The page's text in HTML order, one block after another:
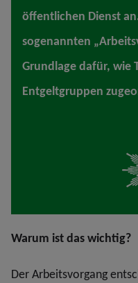
öffentlichen Dienst
sogenannten
Grundlage dafür, wie
Entgeltgruppen
Warum ist das wichtig?
Der Arbeitsvorgang